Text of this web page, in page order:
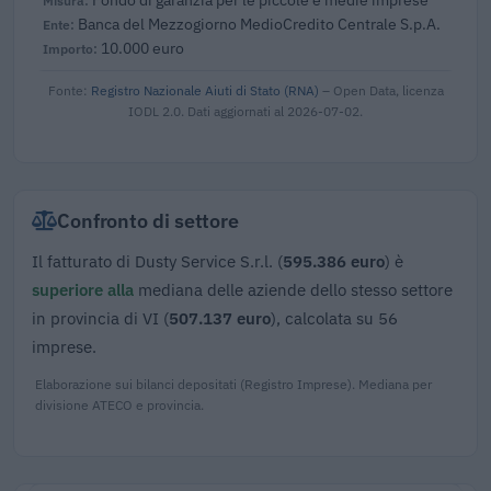
Banca del Mezzogiorno MedioCredito Centrale S.p.A.
10.000 euro
Fonte: Registro Nazionale Aiuti di Stato (RNA) – Open Data, licenza
IODL 2.0. Dati aggiornati al 2026-07-02.
Confronto di settore
Il fatturato di Dusty Service S.r.l. (595.386 euro) è
superiore alla mediana delle aziende dello stesso settore
in provincia di VI (507.137 euro), calcolata su 56
imprese.
Elaborazione sui bilanci depositati (Registro Imprese). Mediana per
divisione ATECO e provincia.